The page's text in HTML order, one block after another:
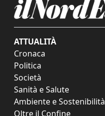
ATTUALITÀ
Cronaca
Politica
Società
Sanità e Salute
Ambiente e Sostenibilità
Oltre il Confine